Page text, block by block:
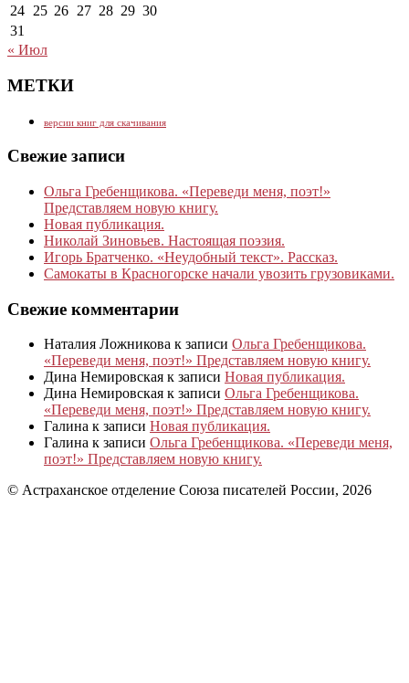
24 25 26 27 28 29 30
31
« Июл
МЕТКИ
версии книг для скачивания
Свежие записи
Ольга Гребенщикова. «Переведи меня, поэт!»
Представляем новую книгу.
Новая публикация.
Николай Зиновьев. Настоящая поэзия.
Игорь Братченко. «Неудобный текст». Рассказ.
Самокаты в Красногорске начали увозить грузовиками.
Свежие комментарии
Наталия Ложникова к записи Ольга Гребенщикова.
«Переведи меня, поэт!» Представляем новую книгу.
Дина Немировская к записи Новая публикация.
Дина Немировская к записи Ольга Гребенщикова.
«Переведи меня, поэт!» Представляем новую книгу.
Галина к записи Новая публикация.
Галина к записи Ольга Гребенщикова. «Переведи меня,
поэт!» Представляем новую книгу.
© Астраханское отделение Союза писателей России, 2026